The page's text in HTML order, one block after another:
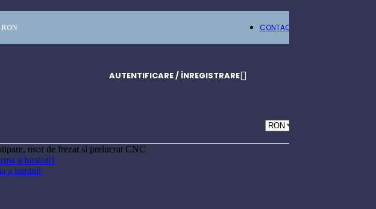
CONTACT
AUTENTIFICARE / ÎNREGISTRARE
usor de frezat si prelucrat CNC
a luminii